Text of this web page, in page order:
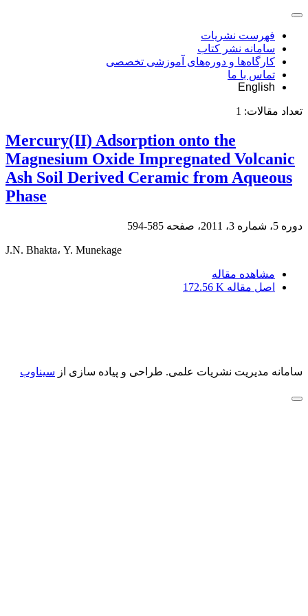
فهرست نشریات
سامانه نشر کتاب
کارگاه‌ها و دوره‌های آموزشی تخصصی
تماس با ما
English
تعداد مقالات: 1
Mercury(II) Adsorption onto the
Magnesium Oxide Impregnated Volcanic
Ash Soil Derived Ceramic from Aqueous
Phase
دوره 5، شماره 3، 2011، صفحه 585-594
J.N. Bhakta، Y. Munekage
مشاهده مقاله
اصل مقاله 172.56 K
سامانه مدیریت نشریات علمی. طراحی و پیاده سازی از سیناوب